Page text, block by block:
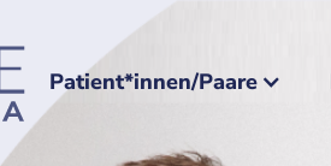
Patient*innen/Paare